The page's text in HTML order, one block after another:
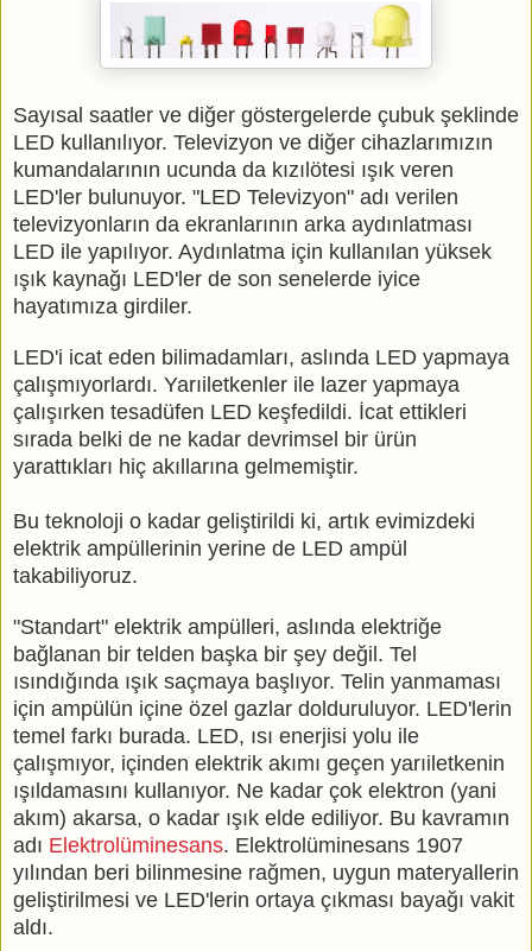
Sayısal saatler ve diğer göstergelerde çubuk şeklinde
LED kullanılıyor. Televizyon ve diğer cihazlarımızın
kumandalarının ucunda da kızılötesi ışık veren
LED'ler bulunuyor. "LED Televizyon" adı verilen
televizyonların da ekranlarının arka aydınlatması
LED ile yapılıyor. Aydınlatma için kullanılan yüksek
ışık kaynağı LED'ler de son senelerde iyice
hayatımıza girdiler.
LED'i icat eden bilimadamları, aslında LED yapmaya
çalışmıyorlardı. Yarıiletkenler ile lazer yapmaya
çalışırken tesadüfen LED keşfedildi. İcat ettikleri
sırada belki de ne kadar devrimsel bir ürün
yarattıkları hiç akıllarına gelmemiştir.
Bu teknoloji o kadar geliştirildi ki, artık evimizdeki
elektrik ampüllerinin yerine de LED ampül
takabiliyoruz.
"Standart" elektrik ampülleri, aslında elektriğe
bağlanan bir telden başka bir şey değil. Tel
ısındığında ışık saçmaya başlıyor. Telin yanmaması
için ampülün içine özel gazlar dolduruluyor. LED'lerin
temel farkı burada. LED, ısı enerjisi yolu ile
çalışmıyor, içinden elektrik akımı geçen yarıiletkenin
ışıldamasını kullanıyor. Ne kadar çok elektron (yani
akım) akarsa, o kadar ışık elde ediliyor. Bu kavramın
adı Elektrolüminesans. Elektrolüminesans 1907
yılından beri bilinmesine rağmen, uygun materyallerin
geliştirilmesi ve LED'lerin ortaya çıkması bayağı vakit
aldı.